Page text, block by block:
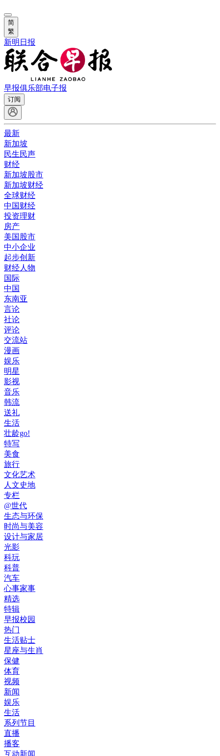
简
繁
新明日报
早报俱乐部电子报
订阅
最新
新加坡
民生民声
财经
新加坡股市
新加坡财经
全球财经
中国财经
投资理财
房产
美国股市
中小企业
起步创新
财经人物
国际
中国
东南亚
言论
社论
评论
交流站
漫画
娱乐
明星
影视
音乐
韩流
送礼
生活
壮龄go!
特写
美食
旅行
文化艺术
人文史地
专栏
@世代
生态与环保
时尚与美容
设计与家居
光影
科玩
科普
汽车
心事家事
精选
特辑
早报校园
热门
生活贴士
星座与生肖
保健
体育
视频
新闻
娱乐
生活
系列节目
直播
播客
互动新闻